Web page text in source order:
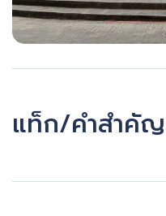
แท็ก/คำสำคัญ